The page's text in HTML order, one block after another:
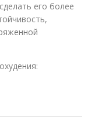
его более